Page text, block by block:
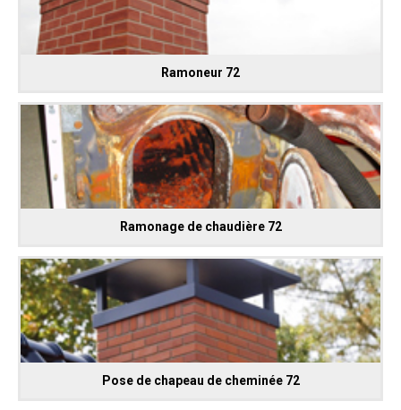
Ramoneur 72
Ramonage de chaudière 72
Pose de chapeau de cheminée 72